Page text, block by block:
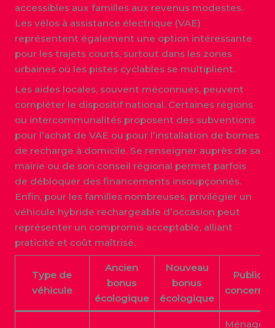
accessibles aux familles aux revenus modestes.
Les vélos à assistance électrique (VAE)
représentent également une option intéressante
pour les trajets courts, surtout dans les zones
urbaines où les pistes cyclables se multiplient.
Les aides locales, souvent méconnues, peuvent
compléter le dispositif national. Certaines régions
ou intercommunalités proposent des subventions
pour l’achat de VAE ou pour l’installation de bornes
de recharge à domicile. Se renseigner auprès de sa
mairie ou de son conseil régional permet parfois
de débloquer des financements insoupçonnés.
Enfin, pour les familles nombreuses, privilégier un
véhicule hybride rechargeable d’occasion peut
représenter un compromis acceptable, alliant
praticité et coût maîtrisé.
Type de
véhicule
Ancien
bonus
écologique
Nouveau
bonus
écologique
Public
concerné
Ménages